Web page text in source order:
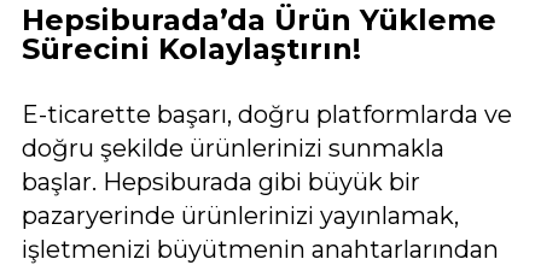
Hepsiburada’da Ürün Yükleme
Sürecini Kolaylaştırın!
E-ticarette başarı, doğru platformlarda ve
doğru şekilde ürünlerinizi sunmakla
başlar. Hepsiburada gibi büyük bir
pazaryerinde ürünlerinizi yayınlamak,
işletmenizi büyütmenin anahtarlarından